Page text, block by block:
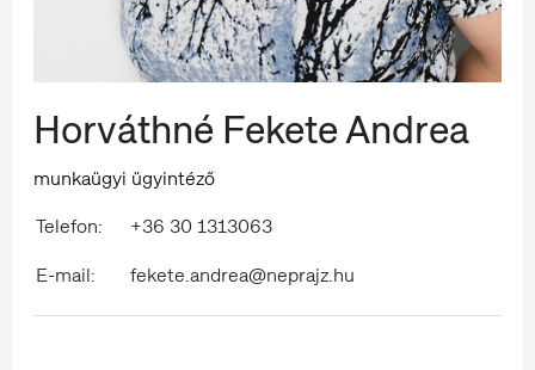
Horváthné Fekete Andrea
munkaügyi ügyintéző
Telefon:
+36 30 1313063
E-mail:
fekete.andrea@neprajz.hu